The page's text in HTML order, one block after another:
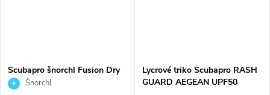
Scubapro šnorchl Fusion Dry
Šnorchl
Lycrové triko Scubapro RASH
GUARD AEGEAN UPF50